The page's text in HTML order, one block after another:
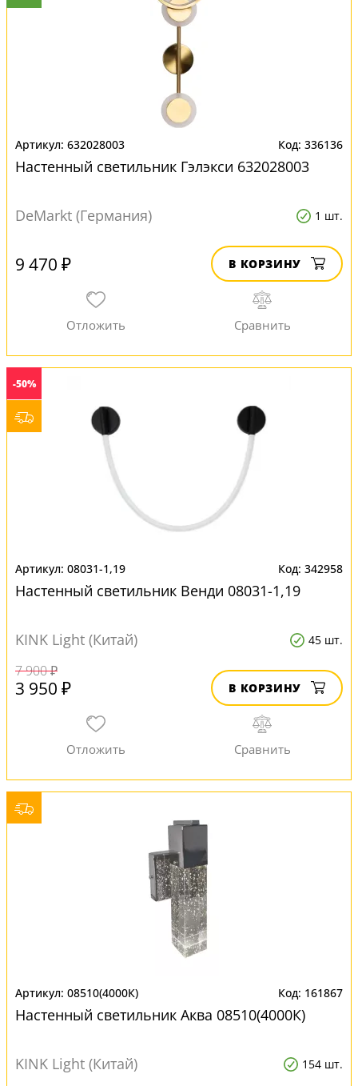
632028003 336136
Настенный светильник Гэлэкси 632028003
DeMarkt (Германия) 1 шт.
9 470 ₽ В КОРЗИНУ
-50%
08031-1,19 342958
Настенный светильник Венди 08031-1,19
KINK Light (Китай) 45 шт.
7 900 ₽
3 950 ₽ В КОРЗИНУ
08510(4000К) 161867
Настенный светильник Аква 08510(4000К)
KINK Light (Китай) 154 шт.